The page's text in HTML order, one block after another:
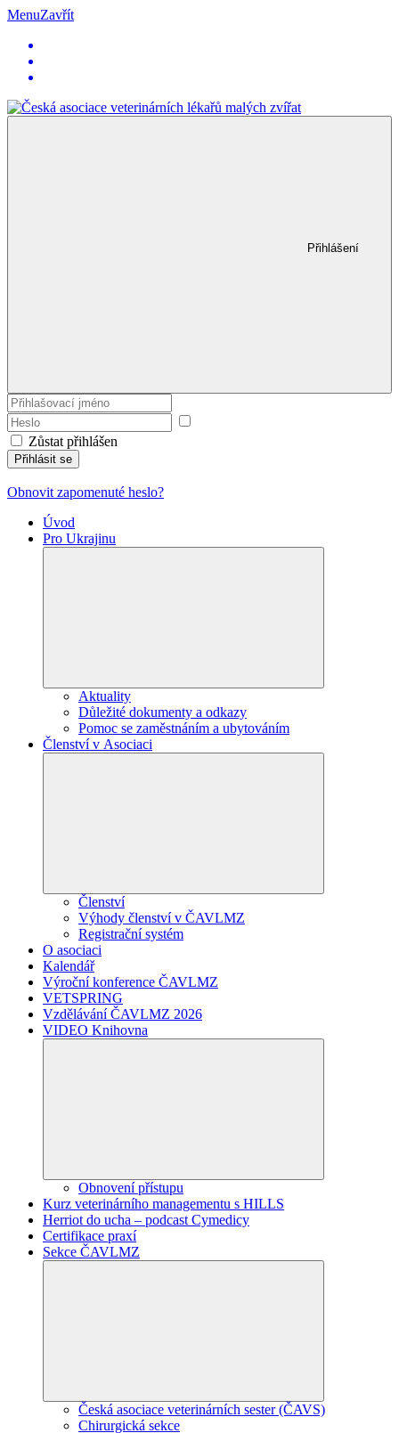
MenuZavřít
Přihlášení
Zůstat přihlášen
Přihlásit se
Obnovit zapomenuté heslo?
Úvod
Pro Ukrajinu
Aktuality
Důležité dokumenty a odkazy
Pomoc se zaměstnáním a ubytováním
Členství v Asociaci
Členství
Výhody členství v ČAVLMZ
Registrační systém
O asociaci
Kalendář
Výroční konference ČAVLMZ
VETSPRING
Vzdělávání ČAVLMZ 2026
VIDEO Knihovna
Obnovení přístupu
Kurz veterinárního managementu s HILLS
Herriot do ucha – podcast Cymedicy
Certifikace praxí
Sekce ČAVLMZ
Česká asociace veterinárních sester (ČAVS)
Chirurgická sekce